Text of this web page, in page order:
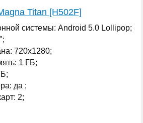
Titan [H502F]
системы: Android 5.0 Lollipop;
720x1280;
1 ГБ;
да ;
2;